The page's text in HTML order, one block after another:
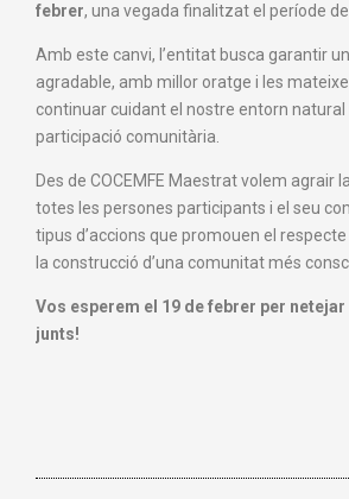
febrer, una vegada finalitzat el període
Amb este canvi, l’entitat busca garantir
agradable, amb millor oratge i les
continuar cuidant el nostre entorn
participació comunitària.
Des de COCEMFE Maestrat volem agrair
totes les persones participants i el seu
tipus d’accions que promouen el
la construcció d’una comunitat més
Vos esperem el 19 de febrer per
junts!